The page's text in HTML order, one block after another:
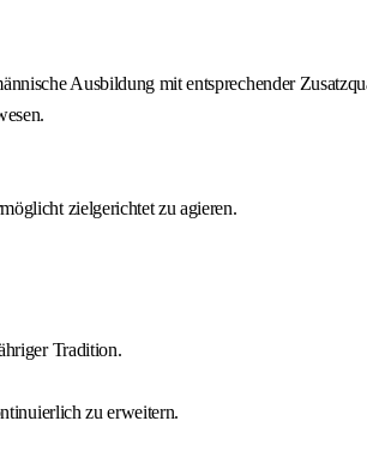
Ausbildung mit entsprechender
zielgerichtet zu agieren.
Tradition.
zu erweitern.